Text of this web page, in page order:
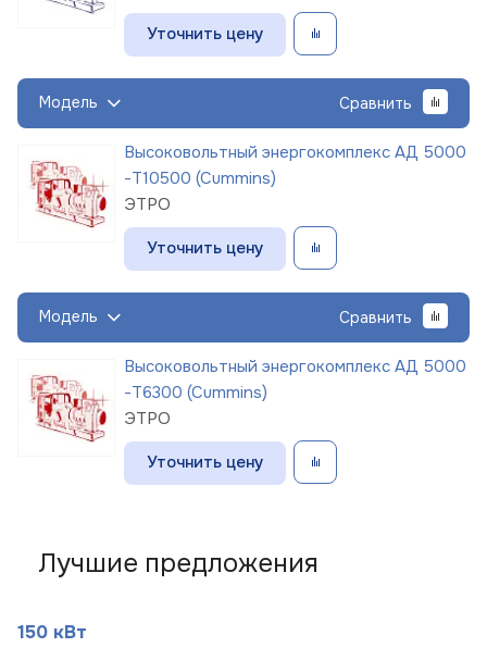
Уточнить цену
Модель Сравнить
Высоковольтный энергокомплекс АД 5000
-Т10500 (Cummins)
ЭТРО
Уточнить цену
Модель Сравнить
Высоковольтный энергокомплекс АД 5000
-Т6300 (Cummins)
ЭТРО
Уточнить цену
Лучшие предложения
150 кВт